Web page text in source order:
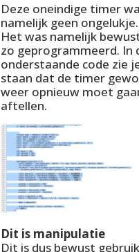
Deze oneindige timer
namelijk geen ongelukje.
Het was namelijk
zo geprogrammeerd. In
onderstaande code zie
staan dat de timer
weer opnieuw moet
aftellen.
Dit is manipulatie
Dit is dus bewust gebruik